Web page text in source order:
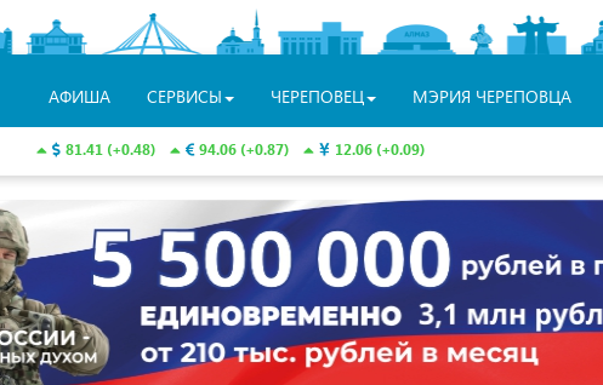
АФИША СЕРВИСЫ ЧЕРЕПОВЕЦ МЭРИЯ ЧЕРЕПОВЦА
81.41 (+0.48) 94.06 (+0.87) 12.06 (+0.09)